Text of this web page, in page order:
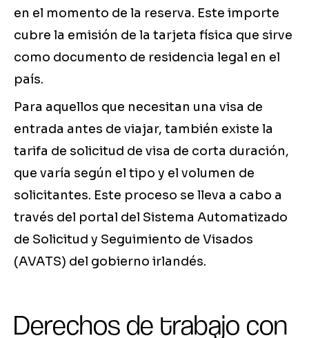
en el momento de la reserva. Este importe
cubre la emisión de la tarjeta física que sirve
como documento de residencia legal en el
país.
Para aquellos que necesitan una visa de
entrada antes de viajar, también existe la
tarifa de solicitud de visa de corta duración,
que varía según el tipo y el volumen de
solicitantes. Este proceso se lleva a cabo a
través del portal del Sistema Automatizado
de Solicitud y Seguimiento de Visados
(AVATS) del gobierno irlandés.
Derechos de trabajo con